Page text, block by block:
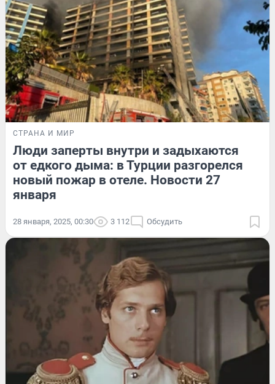
СТРАНА И МИР
Люди заперты внутри и задыхаются
от едкого дыма: в Турции разгорелся
новый пожар в отеле. Новости 27
января
28 января, 2025, 00:30 3 112 Обсудить